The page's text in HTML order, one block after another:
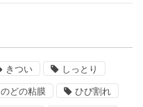
きつい しっとり
のどの粘膜 ひび割れ